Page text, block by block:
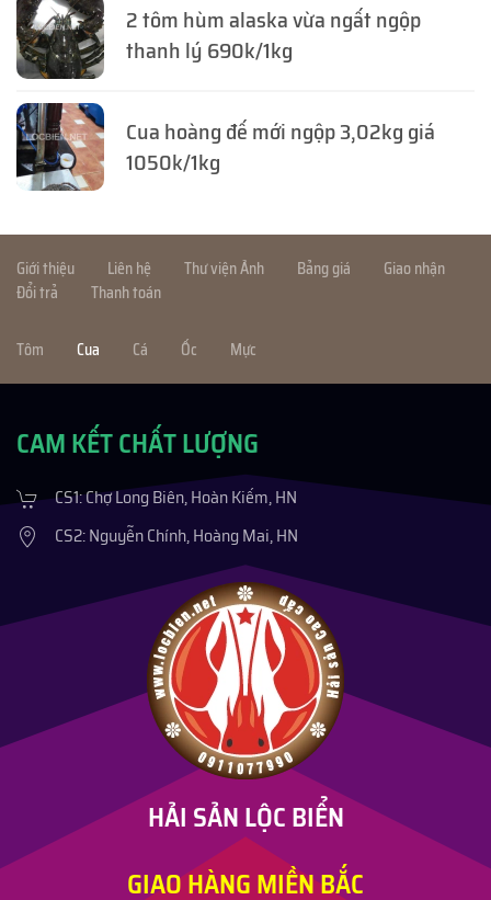
2 tôm hùm alaska vừa ngất ngộp
thanh lý 690k/1kg
Cua hoàng đế mới ngộp 3,02kg giá
1050k/1kg
Giới thiệu Liên hệ Thư viện Ảnh Bảng giá
Giao nhận
Đổi trả
Thanh toán
Tôm Cua Cá Ốc Mực
CAM KẾT CHẤT LƯỢNG
CS1: Chợ Long Biên, Hoàn Kiếm, HN
CS2: Nguyễn Chính, Hoàng Mai, HN
HẢI SẢN LỘC BIỂN
GIAO HÀNG MIỀN BẮC